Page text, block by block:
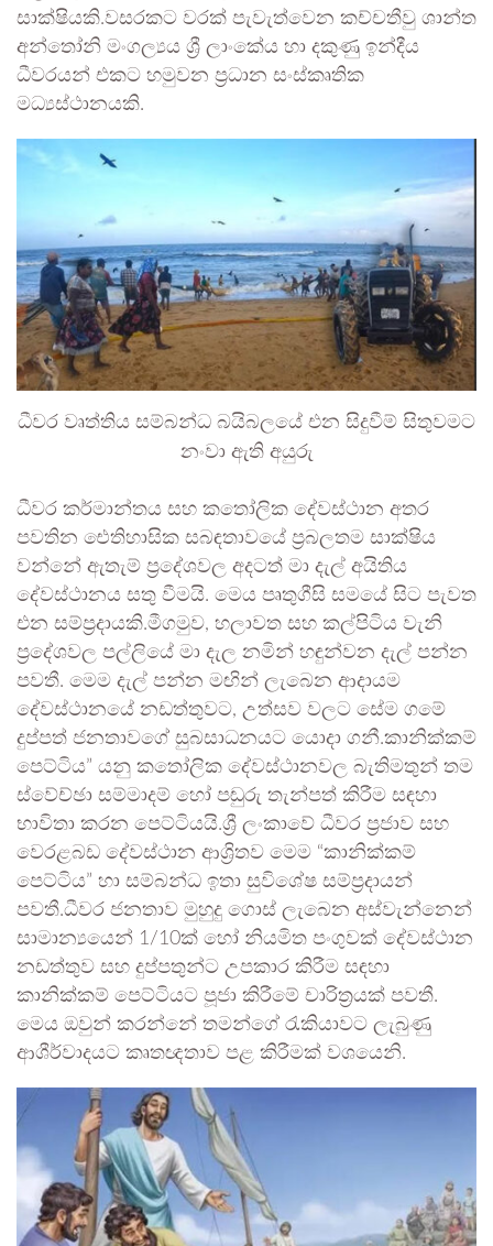
සාක්ෂියකි.වසරකට වරක් පැවැත්වෙන කච්චතීවු ශාන්ත
අන්තෝනි මංගල්‍යය ශ්‍රී ලාංකේය හා දකුණු ඉන්දීය
ධීවරයන් එකට හමුවන ප්‍රධාන සංස්කෘතික
මධ්‍යස්ථානයකි.
ධීවර වෘත්තිය සම්බන්ධ බයිබලයේ එන සිදුවීම් සිතුවමට
නංවා ඇති අයුරු
ධීවර කර්මාන්තය සහ කතෝලික දේවස්ථාන අතර
පවතින ඓතිහාසික සබඳතාවයේ ප්‍රබලතම සාක්ෂිය
වන්නේ ඇතැම් ප්‍රදේශවල අදටත් මා දැල් අයිතිය
දේවස්ථානය සතු වීමයි. මෙය පෘතුගීසි සමයේ සිට පැවත
එන සම්ප්‍රදායකි.මීගමුව, හලාවත සහ කල්පිටිය වැනි
ප්‍රදේශවල පල්ලියේ මා දැල නමින් හඳුන්වන දැල් පන්න
පවතී. මෙම දැල් පන්න මඟින් ලැබෙන ආදායම
දේවස්ථානයේ නඩත්තුවට, උත්සව වලට සේම ගමේ
දුප්පත් ජනතාවගේ සුබසාධනයට යොදා ගනී.කානික්කම්
පෙට්ටිය” යනු කතෝලික දේවස්ථානවල බැතිමතුන් තම
ස්වේච්ඡා සම්මාදම් හෝ පඬුරු තැන්පත් කිරීම සඳහා
භාවිතා කරන පෙට්ටියයි.ශ්‍රී ලංකාවේ ධීවර ප්‍රජාව සහ
වෙරළබඩ දේවස්ථාන ආශ්‍රිතව මෙම “කානික්කම්
පෙට්ටිය” හා සම්බන්ධ ඉතා සුවිශේෂ සම්ප්‍රදායන්
පවතී.ධීවර ජනතාව මුහුදු ගොස් ලැබෙන අස්වැන්නෙන්
සාමාන්‍යයෙන් 1/10ක් හෝ නියමිත පංගුවක් දේවස්ථාන
නඩත්තුව සහ දුප්පතුන්ට උපකාර කිරීම සඳහා
කානික්කම් පෙට්ටියට පූජා කිරීමේ චාරිත්‍රයක් පවතී.
මෙය ඔවුන් කරන්නේ තමන්ගේ රැකියාවට ලැබුණු
ආශීර්වාදයට කෘතඥතාව පළ කිරීමක් වශයෙනි.